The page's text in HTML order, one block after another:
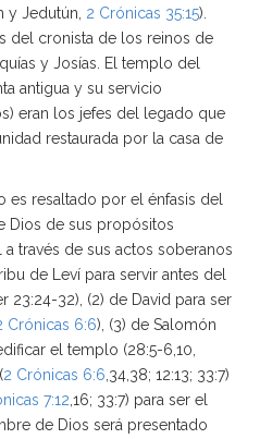
y Jedutún, 2 Crónicas 35:15).
del cronista de los reinos de
y Josías. El templo del
antigua y su servicio
eran los jefes del legado que
restaurada por la casa de
es resaltado por el énfasis del
Dios de sus propósitos
a través de sus actos soberanos
de Leví para servir antes del
23:24-32), (2) de David para ser
Crónicas 6:6), (3) de Salomón
el templo (28:5-6,10,
2 Crónicas 6:6 ,34,38; 12:13; 33:7)
7:12 ,16; 33:7) para ser el
de Dios será presentado